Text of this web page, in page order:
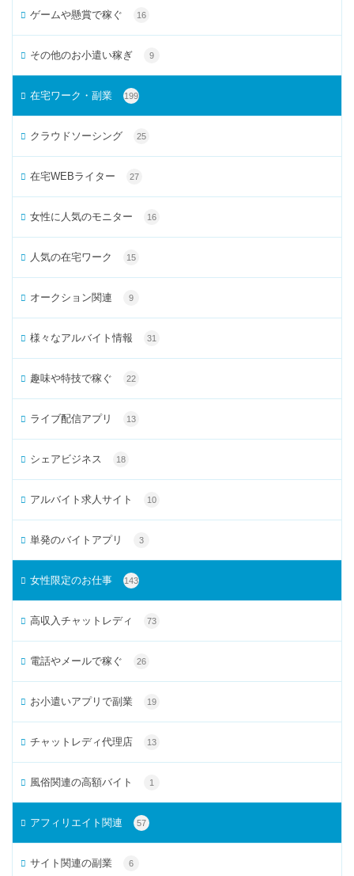
ゲームや懸賞で稼ぐ 16
その他のお小遣い稼ぎ 9
在宅ワーク・副業 199
クラウドソーシング 25
在宅WEBライター 27
女性に人気のモニター 16
人気の在宅ワーク 15
オークション関連 9
様々なアルバイト情報 31
趣味や特技で稼ぐ 22
ライブ配信アプリ 13
シェアビジネス 18
アルバイト求人サイト 10
単発のバイトアプリ 3
女性限定のお仕事 143
高収入チャットレディ 73
電話やメールで稼ぐ 26
お小遣いアプリで副業 19
チャットレディ代理店 13
風俗関連の高額バイト 1
アフィリエイト関連 57
サイト関連の副業 6